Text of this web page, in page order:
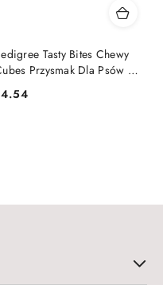
Tasty Bites Chewy
Przysmak Dla Psów Z